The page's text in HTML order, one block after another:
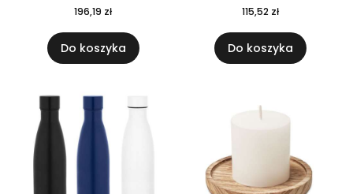
196,19 zł
Do koszyka
115,52 zł
Do koszyka